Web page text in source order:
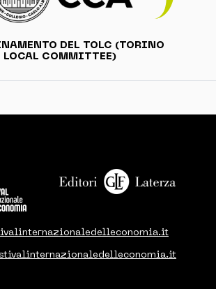
DEL TOLC (TORINO
LOCAL COMMITTEE)